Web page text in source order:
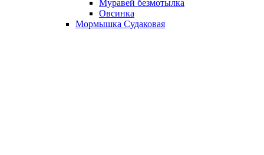
Муравей безмотылка
Овсинка
Мормышка Судаковая